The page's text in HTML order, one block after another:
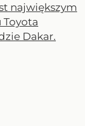
największym
Toyota
Dakar.